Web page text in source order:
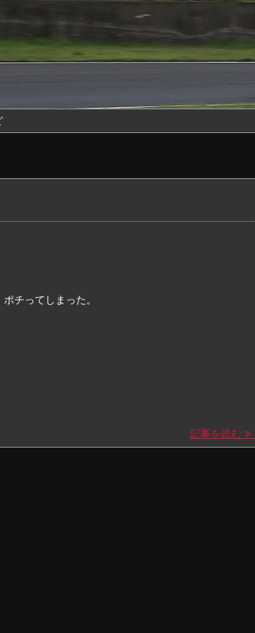
チってしまった。
記事を読む